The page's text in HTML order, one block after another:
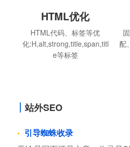
HTML优化
HTML代码、标签等优
化:H,alt,strong,title,span,titl
e等标签
配
站外SEO
引导蜘蛛收录